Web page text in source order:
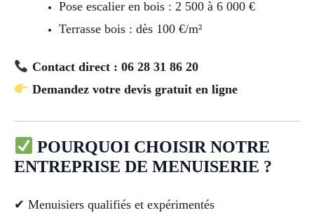
Pose escalier en bois : 2 500 à 6 000 €
Terrasse bois : dès 100 €/m²
Contact direct : 06 28 31 86 20
Demandez votre devis gratuit en ligne
POURQUOI CHOISIR NOTRE
ENTREPRISE DE MENUISERIE ?
✔ Menuisiers qualifiés et expérimentés